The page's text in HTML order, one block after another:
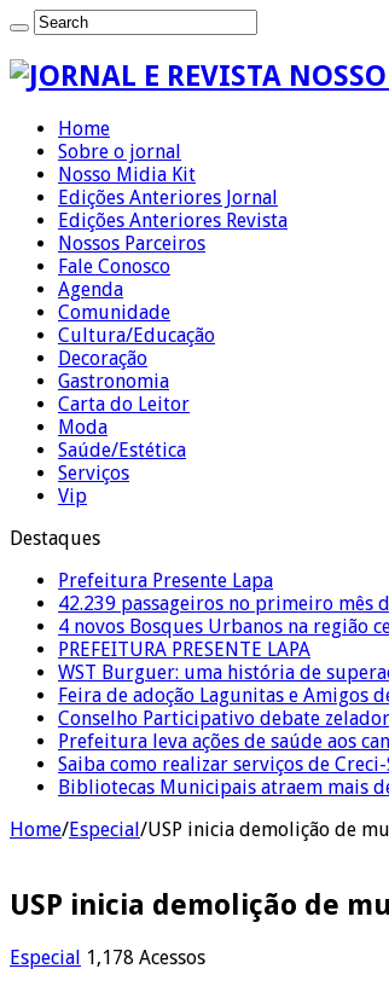
Home
Sobre o jornal
Nosso Midia Kit
Edições Anteriores Jornal
Edições Anteriores Revista
Nossos Parceiros
Fale Conosco
Agenda
Comunidade
Cultura/Educação
Decoração
Gastronomia
Carta do Leitor
Moda
Saúde/Estética
Serviços
Vip
Destaques
Prefeitura Presente Lapa
42.239 passageiros no primeiro mês
4 novos Bosques Urbanos na região
PREFEITURA PRESENTE LAPA
WST Burguer: uma história de
Feira de adoção Lagunitas e Amigos
Conselho Participativo debate
Prefeitura leva ações de saúde aos
Saiba como realizar serviços de
Bibliotecas Municipais atraem mais
Home/Especial/USP inicia demolição de
USP inicia demolição de
Especial 1,178 Acessos